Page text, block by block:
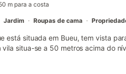
m para a costa
Jardim Roupas de cama
está situada em Bueu, tem vista
vila situa-se a 50 metros acima do
4 pessoas. A vivenda também